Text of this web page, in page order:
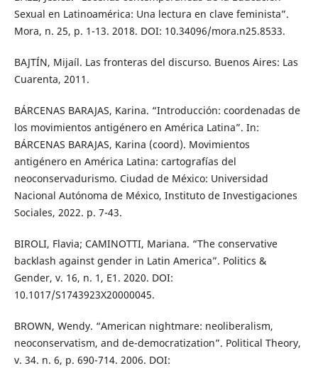
Sexual en Latinoamérica: Una lectura en clave feminista”.
Mora, n. 25, p. 1-13. 2018. DOI: 10.34096/mora.n25.8533.
BAJTÍN, Mijaíl. Las fronteras del discurso. Buenos Aires: Las
Cuarenta, 2011.
BÁRCENAS BARAJAS, Karina. “Introducción: coordenadas de
los movimientos antigénero en América Latina”. In:
BÁRCENAS BARAJAS, Karina (coord). Movimientos
antigénero en América Latina: cartografías del
neoconservadurismo. Ciudad de México: Universidad
Nacional Autónoma de México, Instituto de Investigaciones
Sociales, 2022. p. 7-43.
BIROLI, Flavia; CAMINOTTI, Mariana. “The conservative
backlash against gender in Latin America”. Politics &
Gender, v. 16, n. 1, E1. 2020. DOI:
10.1017/S1743923X20000045.
BROWN, Wendy. “American nightmare: neoliberalism,
neoconservatism, and de-democratization”. Political Theory,
v. 34. n. 6, p. 690-714. 2006. DOI: